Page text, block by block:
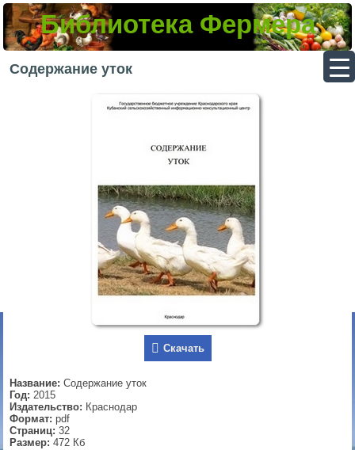
Библиотека Фермера
Содержание уток
Скачать
Название: Содержание уток
Год: 2015
Издательство: Краснодар
Формат: pdf
Страниц: 32
Размер: 472 Кб
▼
▼